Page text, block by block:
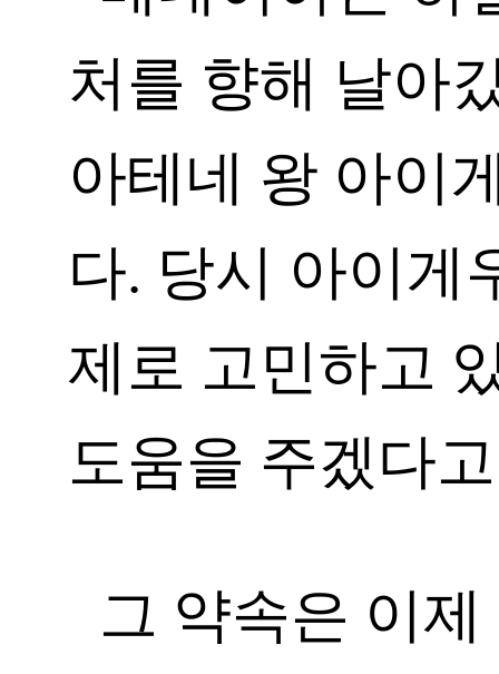
처를 향해 날아
아테네 왕 아이
다. 당시 아이게
제로 고민하고
도움을 주겠다
그 약속은 이